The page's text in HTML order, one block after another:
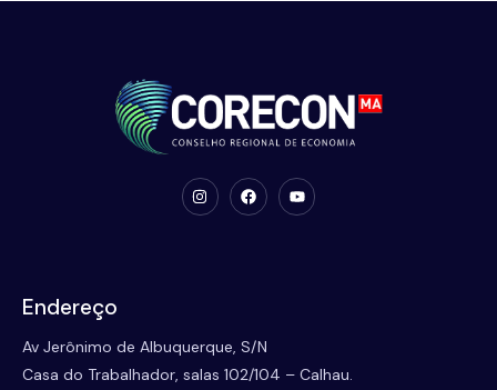
Endereço
Av Jerônimo de Albuquerque, S/N
Casa do Trabalhador, salas 102/104 – Calhau.